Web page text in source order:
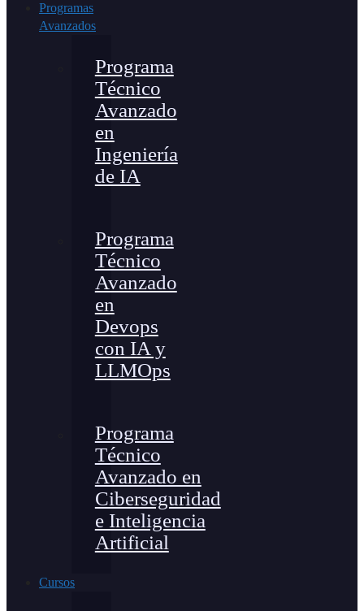
Programas
Avanzados
Programa
Técnico
Avanzado
en
Ingeniería
de IA
Programa
Técnico
Avanzado
en
Devops
con IA y
LLMOps
Programa
Técnico
Avanzado en
Ciberseguridad
e Inteligencia
Artificial
Cursos